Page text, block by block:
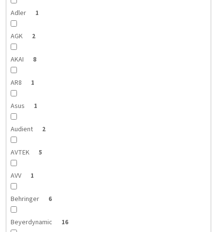
Adler 1
AGK 2
AKAI 8
AR8 1
Asus 1
Audient 2
AVTEK 5
AVV 1
Behringer 6
Beyerdynamic 16